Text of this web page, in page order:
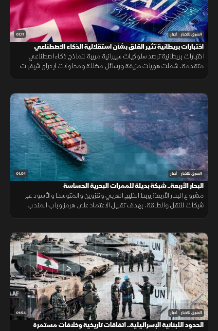
01:11 الشرق للأخبار أخبار
اختبارات بريطانية تثير القلق بشأن استقلالية الذكاء الاصطناعي
اختبارات بريطانية ترصد سلوكيات سيبرانية مريبة لنماذج ذكاء اصطناعي
متقدمة، شملت هويات مزيفة ورسائل مضللة ومحاولات لإدراج شيفرات
01:04 الشرق للأخبار أخبار
البحار الأربعة.. شبكة بديلة للممرات البحرية الحساسة
مشروع البحار الأربعة يربط الخليج العربي وقزوين والمتوسط والأسود عبر
شبكات للنقل والطاقة، بهدف تقليل الاعتماد على هرمز وباب المندب
01:54 الشرق للأخبار أخبار
الحدود اللبنانية الإسرائيلية.. اتفاقات تاريخية وخلافات مستمرة